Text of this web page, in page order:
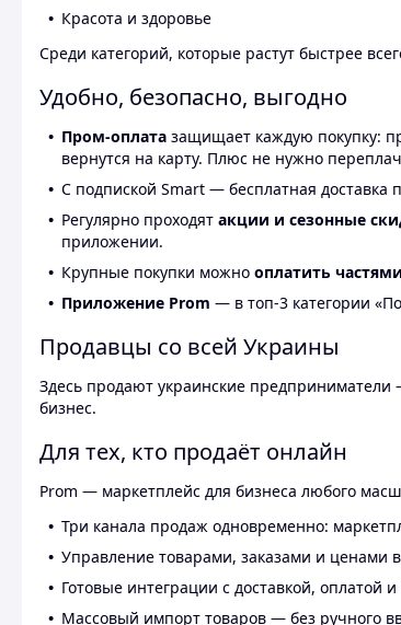
Красота и здоровье
Среди категорий, которые растут быстрее
Удобно, безопасно, выгодно
Пром-оплата защищает каждую покупку:
вернутся на карту. Плюс не нужно
С подпиской Smart — бесплатная доставка
Регулярно проходят акции и сезонные
приложении.
Крупные покупки можно оплатить частями
Приложение Prom — в топ-3 категории
Продавцы со всей Украины
Здесь продают украинские
бизнес.
Для тех, кто продаёт онлайн
Prom — маркетплейс для бизнеса любого
Три канала продаж одновременно:
Управление товарами, заказами и ценами
Готовые интеграции с доставкой, оплатой
Массовый импорт товаров — без ручного